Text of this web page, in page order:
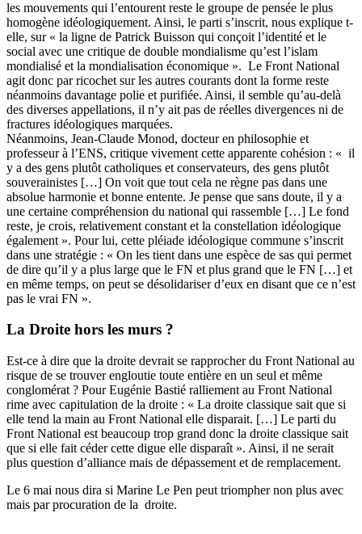
les mouvements qui l’entourent reste le groupe de pensée le plus
homogène idéologiquement. Ainsi, le parti s’inscrit, nous explique t-
elle, sur « la ligne de Patrick Buisson qui conçoit l’identité et le
social avec une critique de double mondialisme qu’est l’islam
mondialisé et la mondialisation économique ». Le Front National
agit donc par ricochet sur les autres courants dont la forme reste
néanmoins davantage polie et purifiée. Ainsi, il semble qu’au-delà
des diverses appellations, il n’y ait pas de réelles divergences ni de
fractures idéologiques marquées.
Néanmoins, Jean-Claude Monod, docteur en philosophie et
professeur à l’ENS, critique vivement cette apparente cohésion : « il
y a des gens plutôt catholiques et conservateurs, des gens plutôt
souverainistes […] On voit que tout cela ne règne pas dans une
absolue harmonie et bonne entente. Je pense que sans doute, il y a
une certaine compréhension du national qui rassemble […] Le fond
reste, je crois, relativement constant et la constellation idéologique
également ». Pour lui, cette pléiade idéologique commune s’inscrit
dans une stratégie : « On les tient dans une espèce de sas qui permet
de dire qu’il y a plus large que le FN et plus grand que le FN […] et
en même temps, on peut se désolidariser d’eux en disant que ce n’est
pas le vrai FN ».
La Droite hors les murs ?
Est-ce à dire que la droite devrait se rapprocher du Front National au
risque de se trouver engloutie toute entière en un seul et même
conglomérat ? Pour Eugénie Bastié ralliement au Front National
rime avec capitulation de la droite : « La droite classique sait que si
elle tend la main au Front National elle disparait. […] Le parti du
Front National est beaucoup trop grand donc la droite classique sait
que si elle fait céder cette digue elle disparaît ». Ainsi, il ne serait
plus question d’alliance mais de dépassement et de remplacement.
Le 6 mai nous dira si Marine Le Pen peut triompher non plus avec
mais par procuration de la droite.